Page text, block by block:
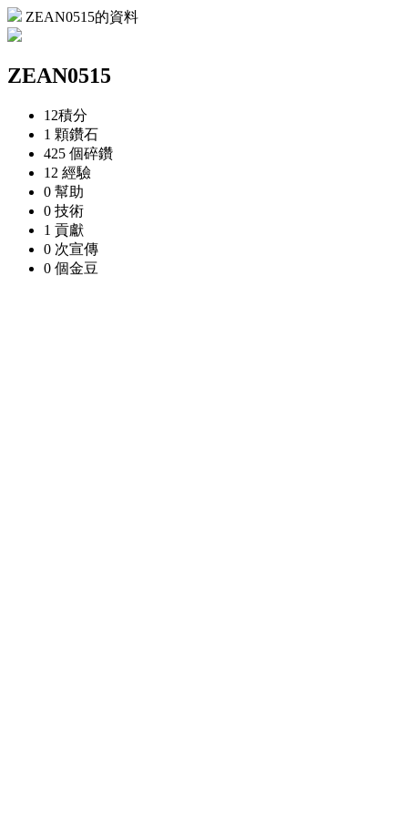
ZEAN0515的資料
ZEAN0515
12積分
1 顆鑽石
425 個碎鑽
12 經驗
0 幫助
0 技術
1 貢獻
0 次宣傳
0 個金豆